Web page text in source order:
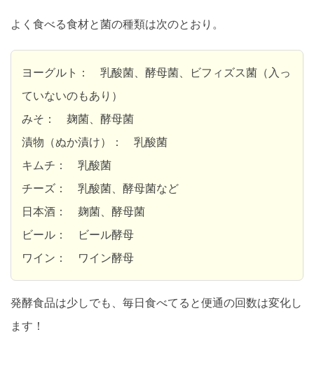
よく食べる食材と菌の種類は次のとおり。
ヨーグルト： 乳酸菌、酵母菌、ビフィズス菌（入っ
ていないのもあり）
みそ： 麹菌、酵母菌
漬物（ぬか漬け）： 乳酸菌
キムチ： 乳酸菌
チーズ： 乳酸菌、酵母菌など
日本酒： 麹菌、酵母菌
ビール： ビール酵母
ワイン： ワイン酵母
発酵食品は少しでも、毎日食べてると便通の回数は変化し
ます！